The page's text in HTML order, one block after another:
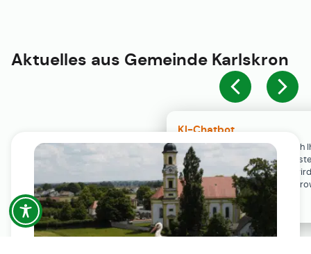
KI-Chatbot
Der KI-Chatbot steht erst nach
Einwilligung in den Cookie-
Verfügung. Der Chat-Verlauf
ausschließlich lokal in Ihrem
gespeichert.
Aktuelles aus Gemeinde Karlskron